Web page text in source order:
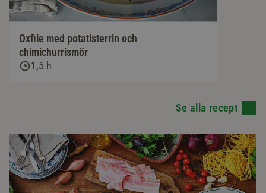
Oxfile med potatisterrin och
chimichurrismör
1,5 h
Se alla recept